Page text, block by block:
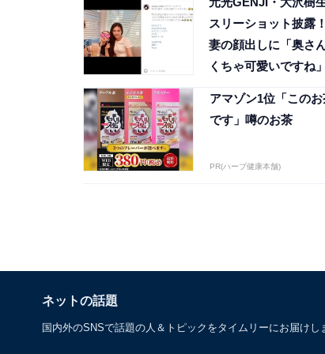
スリーショット披露
妻の顔出しに「奥さ
くちゃ可愛いですね」
アマゾン1位「この
です」噂のお茶
PR(ハーブ健康本舗)
ネットの話題
国内外のSNSで話題の人＆トピックをタイムリーにお届け